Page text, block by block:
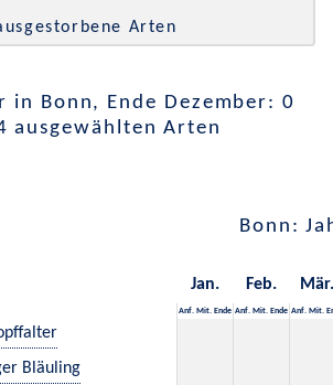
Arten
in Bonn, Ende Dezember: 0
ausgewählten Arten
Bonn:
Jan. Feb. Mär.
Anf. Mit. Ende Anf. Mit. Ende Anf. Mit.
Bläuling